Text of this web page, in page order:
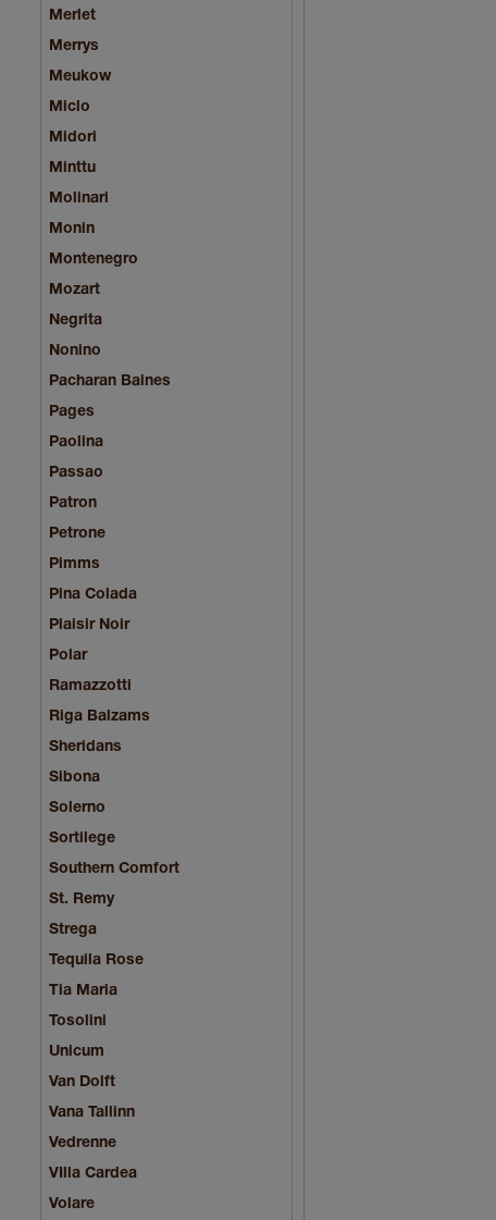
Merlet
Merrys
Meukow
Miclo
Midori
Minttu
Molinari
Monin
Montenegro
Mozart
Negrita
Nonino
Pacharan Baines
Pages
Paolina
Passao
Patron
Petrone
Pimms
Pina Colada
Plaisir Noir
Polar
Ramazzotti
Riga Balzams
Sheridans
Sibona
Solerno
Sortilege
Southern Comfort
St. Remy
Strega
Tequila Rose
Tia Maria
Tosolini
Unicum
Van Dolft
Vana Tallinn
Vedrenne
VIlla Cardea
Volare